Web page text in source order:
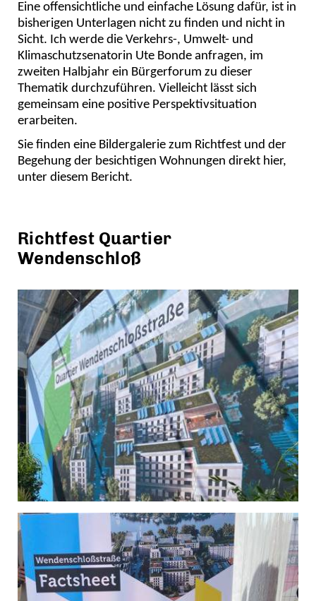
Eine offensichtliche und einfache Lösung dafür, ist in
bisherigen Unterlagen nicht zu finden und nicht in
Sicht. Ich werde die Verkehrs-, Umwelt- und
Klimaschutzsenatorin Ute Bonde anfragen, im
zweiten Halbjahr ein Bürgerforum zu dieser
Thematik durchzuführen. Vielleicht lässt sich
gemeinsam eine positive Perspektivsituation
erarbeiten.
Sie finden eine Bildergalerie zum Richtfest und der
Begehung der besichtigen Wohnungen direkt hier,
unter diesem Bericht.
Richtfest Quartier
Wendenschloß